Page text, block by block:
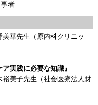
者
華先生（原内科クリニッ
実践に必要な知識』
美子先生（社会医療法人財